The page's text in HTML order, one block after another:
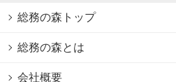
総務の森トップ
総務の森とは
会社概要